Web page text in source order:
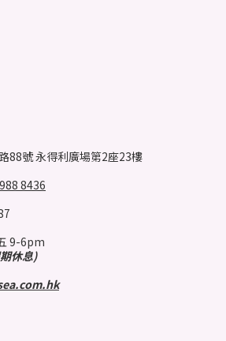
88號 永得利廣場第2座23樓
8436
9-6pm
休息)